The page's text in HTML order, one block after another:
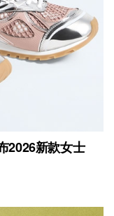
2026新款女士